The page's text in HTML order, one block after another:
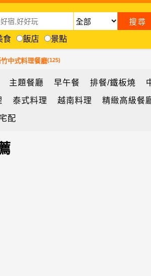
食 飯店 景點
中式料理餐廳(125)
主題餐廳 早午餐 排餐/鐵板燒
泰式料理 越南料理 精緻高級餐
配